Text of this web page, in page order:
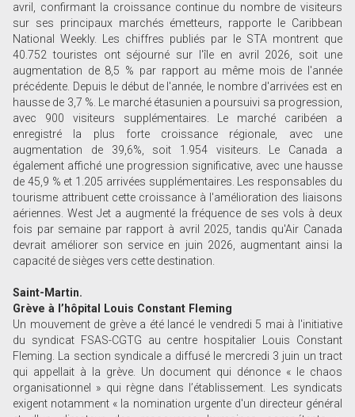
avril, confirmant la croissance continue du nombre de visiteurs
sur ses principaux marchés émetteurs, rapporte le Caribbean
National Weekly. Les chiffres publiés par le STA montrent que
40.752 touristes ont séjourné sur l'île en avril 2026, soit une
augmentation de 8,5 % par rapport au même mois de l'année
précédente. Depuis le début de l'année, le nombre d'arrivées est en
hausse de 3,7 %. Le marché étasunien a poursuivi sa progression,
avec 900 visiteurs supplémentaires. Le marché caribéen a
enregistré la plus forte croissance régionale, avec une
augmentation de 39,6%, soit 1.954 visiteurs. Le Canada a
également affiché une progression significative, avec une hausse
de 45,9 % et 1.205 arrivées supplémentaires. Les responsables du
tourisme attribuent cette croissance à l'amélioration des liaisons
aériennes. West Jet a augmenté la fréquence de ses vols à deux
fois par semaine par rapport à avril 2025, tandis qu'Air Canada
devrait améliorer son service en juin 2026, augmentant ainsi la
capacité de sièges vers cette destination.
Saint-Martin.
Grève à l’hôpital Louis Constant Fleming
Un mouvement de grève a été lancé le vendredi 5 mai à l'initiative
du syndicat FSAS-CGTG au centre hospitalier Louis Constant
Fleming. La section syndicale a diffusé le mercredi 3 juin un tract
qui appellait à la grève. Un document qui dénonce « le chaos
organisationnel » qui règne dans l’établissement. Les syndicats
exigent notamment « la nomination urgente d'un directeur général